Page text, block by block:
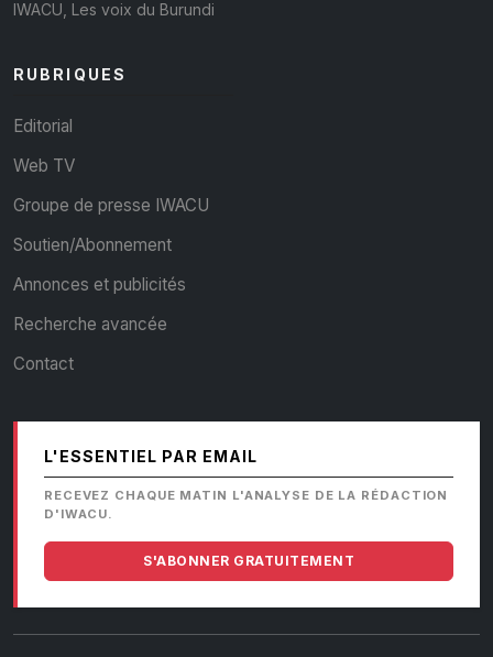
IWACU, Les voix du Burundi
RUBRIQUES
Editorial
Web TV
Groupe de presse IWACU
Soutien/Abonnement
Annonces et publicités
Recherche avancée
Contact
L'ESSENTIEL PAR EMAIL
RECEVEZ CHAQUE MATIN L'ANALYSE DE LA RÉDACTION
D'IWACU.
S'ABONNER GRATUITEMENT